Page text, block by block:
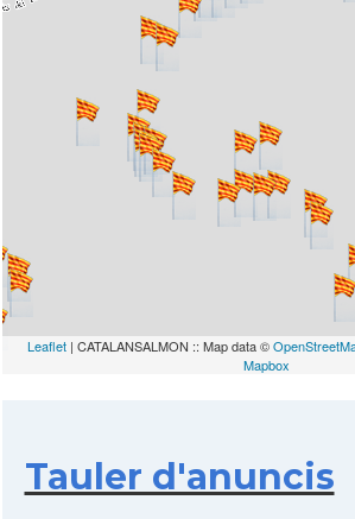
Leaflet | CATALANSALMON :: Map data ©
Mapbox
Tauler d'anuncis